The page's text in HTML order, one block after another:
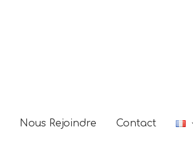
Nous Rejoindre Contact